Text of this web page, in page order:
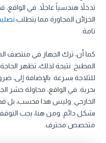
تدخلاً هندسياً عاجلاً. في الواقع،
الخزائن المجاورة مما يتطلب
تامة.
كما أن، ترك الجهاز في منتصف
المطبخ. نتيجة لذلك، تظهر
للثلاجة بسرعة. بالإضافة إلى،
بحرية. في الواقع، محاولة حشر
الخارجي. وليس هذا فحسب، بل
بشكل دائم. ومن هنا، يجب
متخصص محترف.